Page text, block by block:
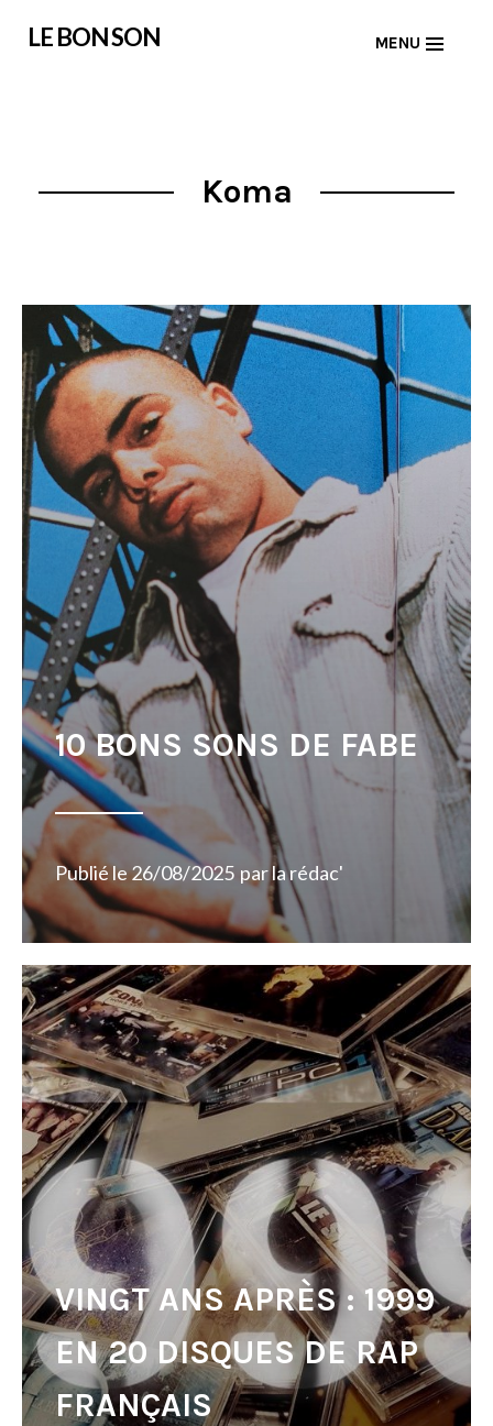
LE BON SON MENU
Koma
10 BONS SONS DE FABE
Publié le26/08/2025 parla rédac'
VINGT ANS APRÈS : 1999
EN 20 DISQUES DE RAP
FRANÇAIS